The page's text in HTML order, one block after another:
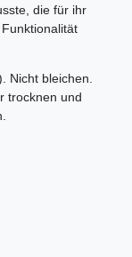
die für ihr
Nicht bleichen.
trocknen und